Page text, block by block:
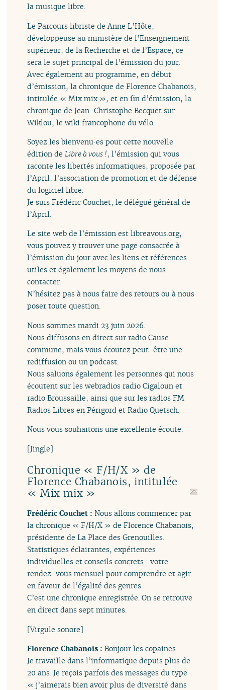
la musique libre.
Le Parcours libriste de Anne L’Hôte,
développeuse au ministère de l’Enseignement
supérieur, de la Recherche et de l’Espace, ce
sera le sujet principal de l’émission du jour.
Avec également au programme, en début
d’émission, la chronique de Florence Chabanois,
intitulée « Mix mix », et en fin d’émission, la
chronique de Jean-Christophe Becquet sur
Wiklou, le wiki francophone du vélo.
Soyez les bienvenu·es pour cette nouvelle
édition deLibre à vous !, l’émission qui vous
raconte les libertés informatiques, proposée par
l’April, l’association de promotion et de défense
du logiciel libre.
Je suis Frédéric Couchet, le délégué général de
l’April.
Le site web de l’émission est libreavous.org,
vous pouvez y trouver une page consacrée à
l’émission du jour avec les liens et références
utiles et également les moyens de nous
contacter.
N’hésitez pas à nous faire des retours ou à nous
poser toute question.
Nous sommes mardi 23 juin 2026.
Nous diffusons en direct sur radio Cause
commune, mais vous écoutez peut-être une
rediffusion ou un podcast.
Nous saluons également les personnes qui nous
écoutent sur les webradios radio Cigaloun et
radio Broussaille, ainsi que sur les radios FM
Radios Libres en Périgord et Radio Quetsch.
Nous vous souhaitons une excellente écoute.
[Jingle]
Chronique « F/H/X » de
Florence Chabanois, intitulée
« Mix mix »
Frédéric Couchet :Nous allons commencer par
la chronique « F/H/X » de Florence Chabanois,
présidente de La Place des Grenouilles.
Statistiques éclairantes, expériences
individuelles et conseils concrets : votre
rendez-vous mensuel pour comprendre et agir
en faveur de l’égalité des genres.
C’est une chronique enregistrée. On se retrouve
en direct dans sept minutes.
[Virgule sonore]
Florence Chabanois :Bonjour les copaines.
Je travaille dans l’informatique depuis plus de
20 ans. Je reçois parfois des messages du type
« j’aimerais bien avoir plus de diversité dans